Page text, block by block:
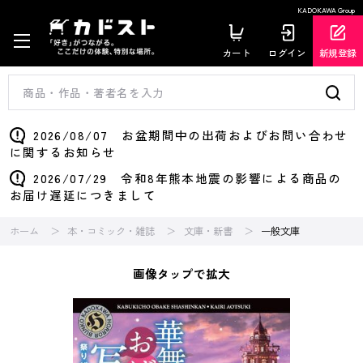
KADOKAWA Group
カート ログイン 新規登録
2026/08/07 お盆期間中の出荷およびお問い合わせ
に関するお知らせ
2026/07/29 令和8年熊本地震の影響による商品の
お届け遅延につきまして
ホーム 本・コミック・雑誌 文庫・新書 一般文庫
画像タップで拡大